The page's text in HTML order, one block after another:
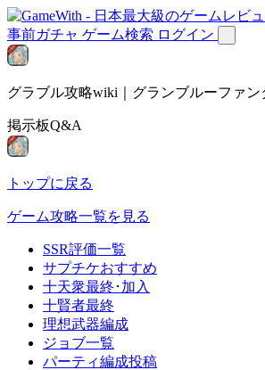
事前ガチャ ゲーム検索 ログイン
グラブル攻略wiki｜グランブルーファン
掲示板Q&A
トップに戻る
ゲーム攻略一覧を見る
SSR評価一覧
サプチケおすすめ
十天衆最終･加入
十賢者最終
理想武器編成
ジョブ一覧
パーティ編成投稿